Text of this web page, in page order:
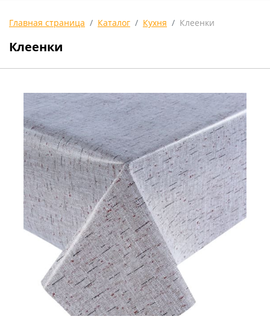
Главная страница Каталог Кухня Клеенки
Клеенки